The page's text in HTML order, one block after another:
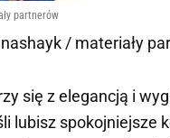
partnerów
/ materiały
się z elegancją i
lubisz spokojniejsze